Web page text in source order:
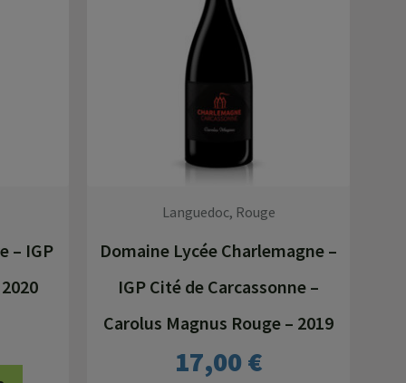
– IGP
Languedoc, Rouge
Domaine Lycée Charlemagne –
IGP Cité de Carcassonne –
Carolus Magnus Rouge – 2019
17,00€